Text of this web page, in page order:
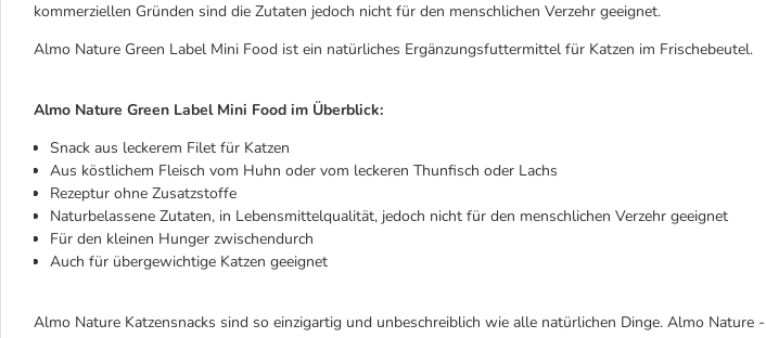
kommerziellen Gründen sind die Zutaten jedoch nicht für den menschlichen Verzehr geeignet.
Almo Nature Green Label Mini Food ist ein natürliches Ergänzungsfuttermittel für Katzen im Frischebeutel.
Almo Nature Green Label Mini Food im Überblick:
Snack aus leckerem Filet für Katzen
Aus köstlichem Fleisch vom Huhn oder vom leckeren Thunfisch oder Lachs
Rezeptur ohne Zusatzstoffe
Naturbelassene Zutaten, in Lebensmittelqualität, jedoch nicht für den menschlichen Verzehr geeignet
Für den kleinen Hunger zwischendurch
Auch für übergewichtige Katzen geeignet
Almo Nature Katzensnacks sind so einzigartig und unbeschreiblich wie alle natürlichen Dinge. Almo Nature